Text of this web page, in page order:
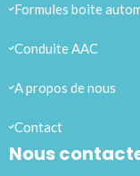
Formules boite
Conduite AAC
A propos de nous
Contact
Nous